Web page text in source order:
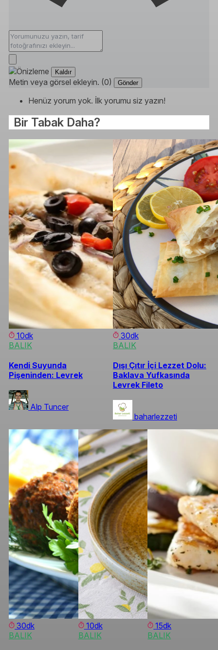
Kaldır
Metin veya görsel ekleyin. (0) Gönder
Henüz yorum yok. İlk yorumu siz yazın!
Bir Tabak Daha?
10dk
BALIK
Kendi Suyunda
Pişeninden: Levrek
Alp Tuncer
30dk
BALIK
Dışı Çıtır İçi Lezzet Dolu:
Baklava Yufkasında
Levrek Fileto
baharlezzeti
30dk
BALIK
10dk
BALIK
15dk
BALIK